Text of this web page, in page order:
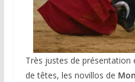
Très justes de
de têtes, les novillos de